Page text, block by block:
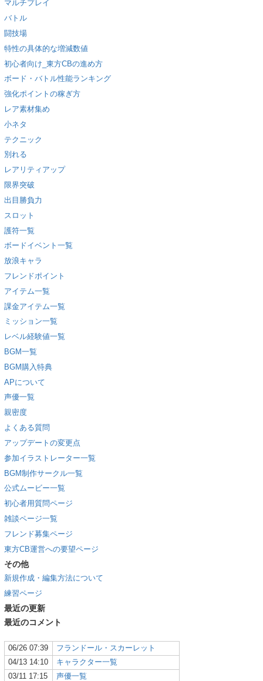
マルチプレイ
バトル
闘技場
特性の具体的な増減数値
初心者向け_東方CBの進め方
ボード・バトル性能ランキング
強化ポイントの稼ぎ方
レア素材集め
小ネタ
テクニック
別れる
レアリティアップ
限界突破
出目勝負力
スロット
護符一覧
ボードイベント一覧
放浪キャラ
フレンドポイント
アイテム一覧
課金アイテム一覧
ミッション一覧
レベル経験値一覧
BGM一覧
BGM購入特典
APについて
声優一覧
親密度
よくある質問
アップデートの変更点
参加イラストレーター一覧
BGM制作サークル一覧
公式ムービー一覧
初心者用質問ページ
雑談ページ一覧
フレンド募集ページ
東方CB運営への要望ページ
その他
新規作成・編集方法について
練習ページ
最近の更新
最近のコメント
06/26 07:39
フランドール・スカーレット
04/13 14:10
キャラクター一覧
03/11 17:15
声優一覧